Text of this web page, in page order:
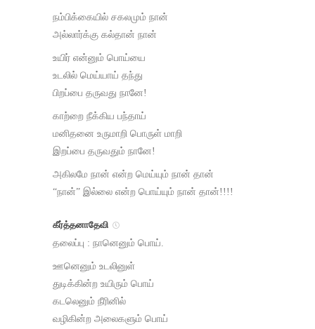
நம்பிக்கையில் சகலமும் நான்
அல்லார்க்கு கல்தான் நான்
உயிர் என்னும் பொய்யை
உடலில் மெய்யாய்‌ தந்து
பிறப்பை தருவது நானே!
காற்றை நீக்கிய பந்தாய்
மனிதனை உருமாறி பொருள் மாறி
இறப்பை தருவதும் நானே!
அகிலமே நான் என்ற மெய்யும் நான் தான்
“நான்” இல்லை என்ற பொய்யும் நான் தான்!!!!
கீர்த்தனாதேவி
தலைப்பு : நானெனும் பொய்.
ஊனெனும் உடலினுள்
துடிக்கின்ற உயிரும் பொய்
கடலெனும் நீரினில்
வழிகின்ற அலைகளும் பொய்